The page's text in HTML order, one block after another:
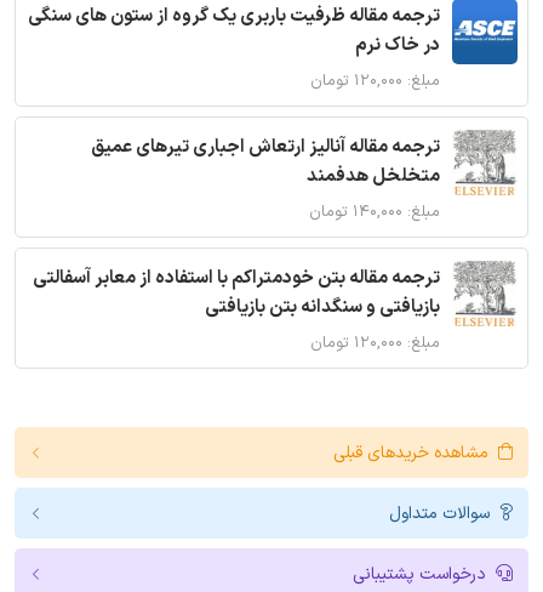
ترجمه مقاله ظرفیت باربری یک گروه از ستون های سنگی
در خاک نرم
مبلغ: ۱۲۰,۰۰۰ تومان
ترجمه مقاله آنالیز ارتعاش اجباری تیرهای عمیق
متخلخل هدفمند
مبلغ: ۱۴۰,۰۰۰ تومان
ترجمه مقاله بتن خودمتراکم با استفاده از معابر آسفالتی
بازیافتی و سنگدانه بتن بازیافتی
مبلغ: ۱۲۰,۰۰۰ تومان
مشاهده خریدهای قبلی
سوالات متداول
درخواست پشتیبانی